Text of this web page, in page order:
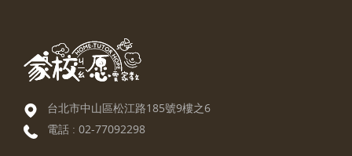
台北市中山區松江路185號9樓之6
電話 : 02-77092298